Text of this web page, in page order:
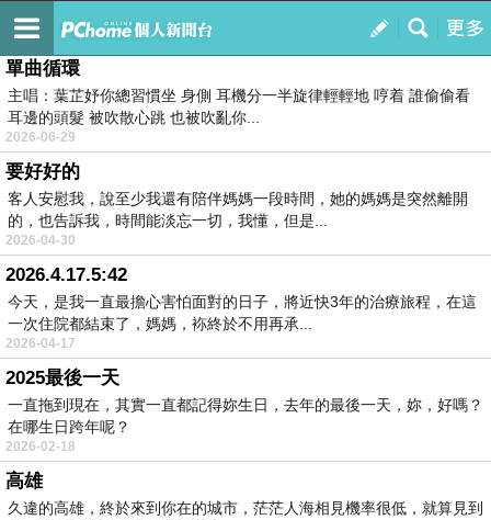
我的
訂閱
腳印
單曲循環
主唱：葉芷妤你總習慣坐 身側 耳機分一半旋律輕輕地 哼着 誰偷偷看
耳邊的頭髮 被吹散心跳 也被吹亂你...
2026-06-29
要好好的
客人安慰我，說至少我還有陪伴媽媽一段時間，她的媽媽是突然離開
的，也告訴我，時間能淡忘一切，我懂，但是...
2026-04-30
2026.4.17.5:42
今天，是我一直最擔心害怕面對的日子，將近快3年的治療旅程，在這
一次住院都結束了，媽媽，袮終於不用再承...
2026-04-17
2025最後一天
一直拖到現在，其實一直都記得妳生日，去年的最後一天，妳，好嗎？
在哪生日跨年呢？
2026-02-18
高雄
久違的高雄，終於來到你在的城市，茫茫人海相見機率很低，就算見到